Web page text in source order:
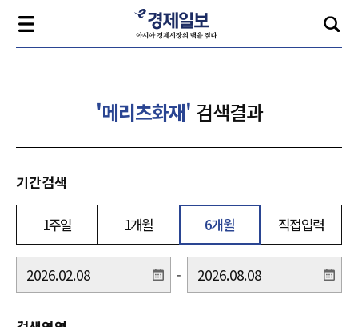
'메리츠화재' 검색결과
기간검색
1주일 1개월 6개월 직접입력
-